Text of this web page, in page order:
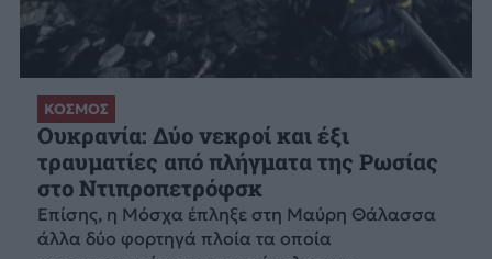
ΚΟΣΜΟΣ
Ουκρανία: Δύο νεκροί και έξι
τραυματίες από πλήγματα της Ρωσίας
στο Ντιπροπετρόφσκ
Επίσης, η Μόσχα έπληξε στη Μαύρη Θάλασσα
άλλα δύο φορτηγά πλοία τα οποία